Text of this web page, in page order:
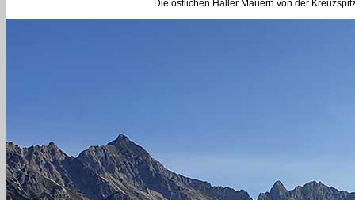
Die östlichen Haller Mauern von der